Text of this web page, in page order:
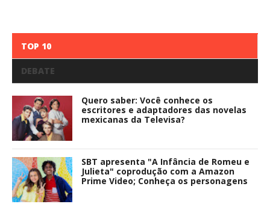
TOP 10
DEBATE
Quero saber: Você conhece os
escritores e adaptadores das novelas
mexicanas da Televisa?
SBT apresenta "A Infância de Romeu e
Julieta" coprodução com a Amazon
Prime Video; Conheça os personagens